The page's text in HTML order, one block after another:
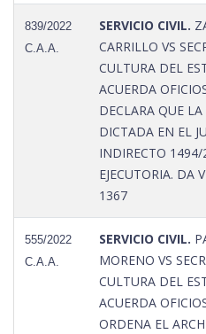
839/2022
C.A.A.
SERVICIO CIVIL.
CARRILLO VS
CULTURA DEL
ACUERDA
DECLARA QUE
DICTADA EN EL
INDIRECTO
EJECUTORIA. DA
1367
555/2022
C.A.A.
SERVICIO CIVIL.
MORENO VS
CULTURA DEL
ACUERDA
ORDENA EL